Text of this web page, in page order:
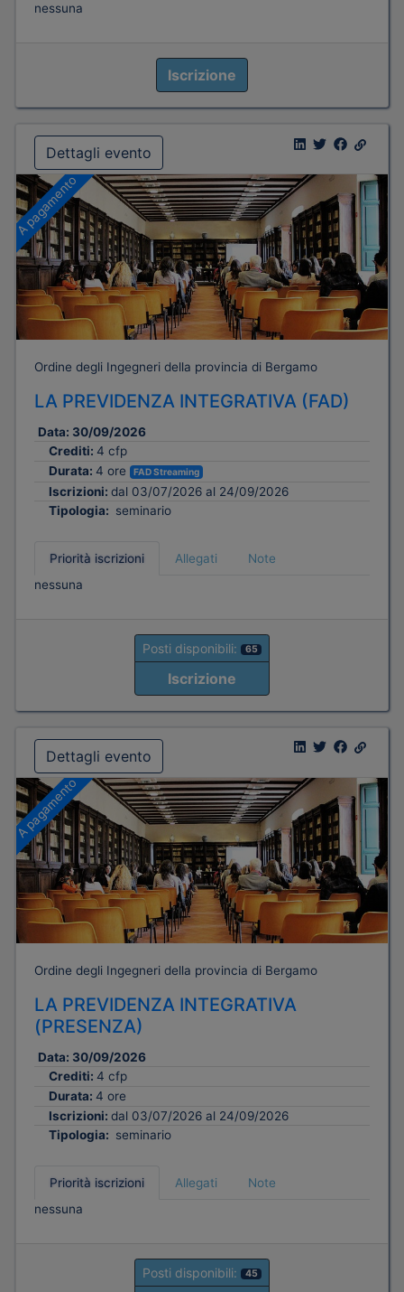
nessuna
Iscrizione
Dettagli evento
A pagamento
Ordine degli Ingegneri della provincia di Bergamo
LA PREVIDENZA INTEGRATIVA (FAD)
Data: 30/09/2026
Crediti: 4 cfp
Durata: 4 ore FAD Streaming
Iscrizioni: dal 03/07/2026 al 24/09/2026
Tipologia: seminario
Priorità iscrizioni Allegati
Note
nessuna
Posti disponibili: 65
Iscrizione
Dettagli evento
A pagamento
Ordine degli Ingegneri della provincia di Bergamo
LA PREVIDENZA INTEGRATIVA
(PRESENZA)
Data: 30/09/2026
Crediti: 4 cfp
Durata: 4 ore
Iscrizioni: dal 03/07/2026 al 24/09/2026
Tipologia: seminario
Priorità iscrizioni Allegati
Note
nessuna
Posti disponibili: 45